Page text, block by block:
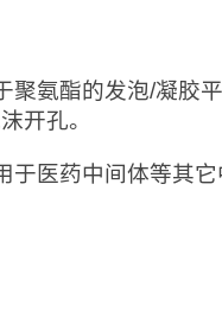
聚氨酯的发泡/凝胶
开孔。
于医药中间体等其它